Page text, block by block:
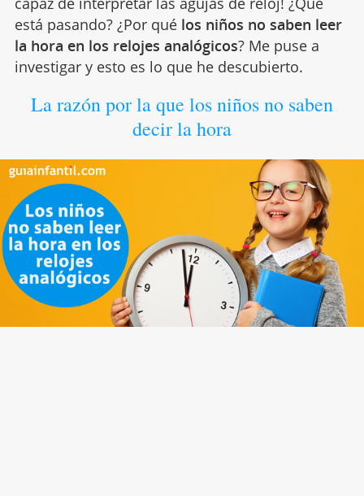
está pasando? ¿Por qué los niños no saben leer
la hora en los relojes analógicos? Me puse a
investigar y esto es lo que he descubierto.
La razón por la que los niños no saben
decir la hora